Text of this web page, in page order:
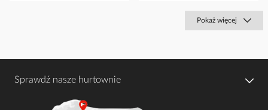
Pokaż więcej
Sprawdź nasze hurtownie